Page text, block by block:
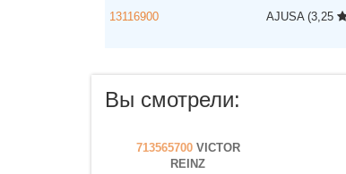
13116900 AJUSA (3,25
Вы смотрели:
713565700 VICTOR
REINZ